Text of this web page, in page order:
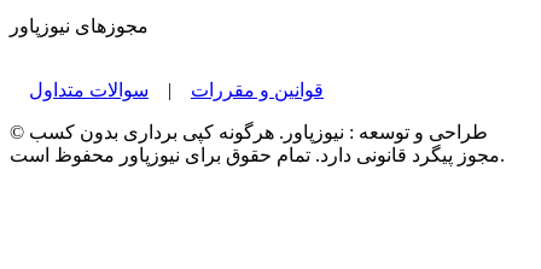
مجوزهای نیوزپاور
قوانین و مقررات | سوالات متداول
© طراحی و توسعه : نیوزپاور. هرگونه کپی برداری بدون کسب
مجوز پیگرد قانونی دارد. تمام حقوق برای نیوزپاور محفوظ است.